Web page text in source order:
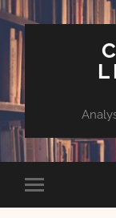
Toggle
mobile